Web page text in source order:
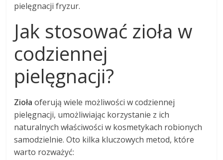
pielęgnacji fryzur.
Jak stosować zioła w
codziennej
pielęgnacji?
Zioła oferują wiele możliwości w codziennej
pielęgnacji, umożliwiając korzystanie z ich
naturalnych właściwości w kosmetykach robionych
samodzielnie. Oto kilka kluczowych metod, które
warto rozważyć: